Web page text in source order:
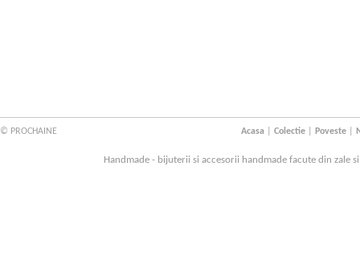
© PROCHAINE Acasa| Colectie| Poveste|
Handmade - bijuterii si accesorii handmade facute din zale